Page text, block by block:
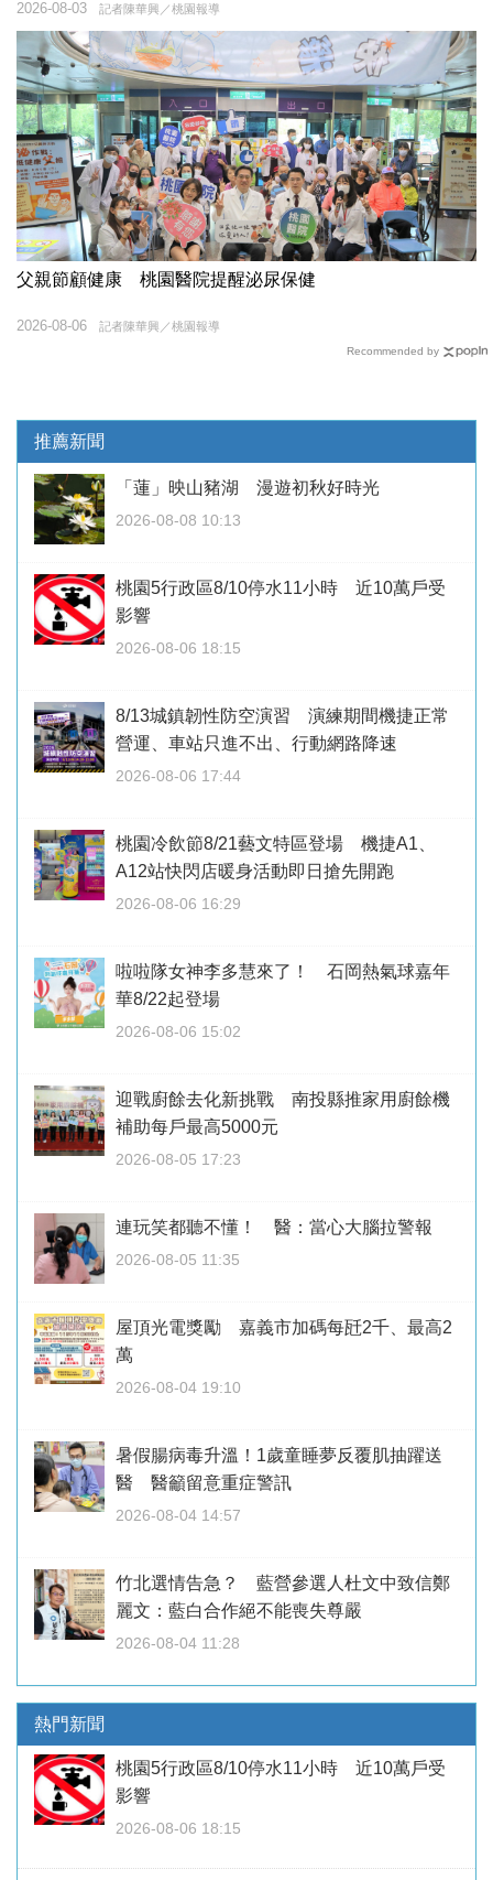
記者陳華興／桃園報導
2026-08-03
父親節顧健康 桃園醫院提醒泌尿保健
記者陳華興／桃園報導
2026-08-06
Recommended by
推薦新聞
「蓮」映山豬湖 漫遊初秋好時光
2026-08-08 10:13
桃園5行政區8/10停水11小時 近10萬戶受
影響
2026-08-06 18:15
8/13城鎮韌性防空演習 演練期間機捷正常
營運、車站只進不出、行動網路降速
2026-08-06 17:44
桃園冷飲節8/21藝文特區登場 機捷A1、
A12站快閃店暖身活動即日搶先開跑
2026-08-06 16:29
啦啦隊女神李多慧來了！ 石岡熱氣球嘉年
華8/22起登場
2026-08-06 15:02
迎戰廚餘去化新挑戰 南投縣推家用廚餘機
補助每戶最高5000元
2026-08-05 17:23
連玩笑都聽不懂！ 醫：當心大腦拉警報
2026-08-05 11:35
屋頂光電獎勵 嘉義市加碼每瓩2千、最高2
萬
2026-08-04 19:10
暑假腸病毒升溫！1歲童睡夢反覆肌抽躍送
醫 醫籲留意重症警訊
2026-08-04 14:57
竹北選情告急？ 藍營參選人杜文中致信鄭
麗文：藍白合作絕不能喪失尊嚴
2026-08-04 11:28
熱門新聞
桃園5行政區8/10停水11小時 近10萬戶受
影響
2026-08-06 18:15